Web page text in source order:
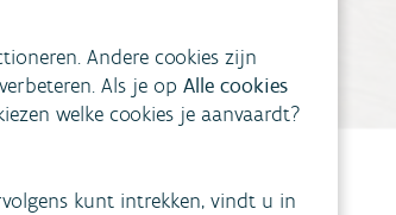
Andere cookies zijn
Als je op Alle cookies
welke cookies je aanvaardt?
kunt intrekken, vindt u in